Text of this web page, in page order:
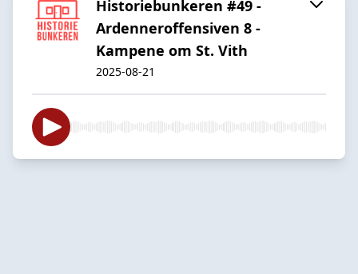
Historiebunkeren #49 -
Ardenneroffensiven 8 -
Kampene om St. Vith
2025-08-21